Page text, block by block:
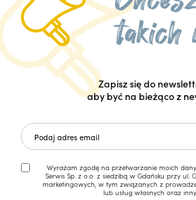
Zapisz się do
aby być na bieżąco z
Wyrażam zgodę na przetwarzanie moich
Serwis Sp. z o.o. z siedzibą w Gdańsku przy ul.
marketingowych, w tym związanych z
lub usług własnych oraz